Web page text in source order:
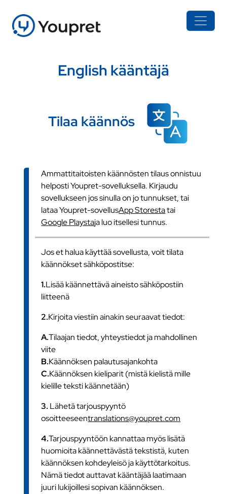
English kääntäjä
Tilaa käännös
Ammattitaitoisten käännösten tilaus onnistuu
helposti Youpret-sovelluksella. Kirjaudu
sovellukseen jos sinulla on jo tunnukset, tai
lataa Youpret-sovellusApp Storestatai
Google Playstaja luo itsellesi tunnus.
Jos et halua käyttää sovellusta, voit tilata
käännökset sähköpostitse:
1.Lisää käännettävä aineisto sähköpostiin
liitteenä
2.Kirjoita viestiin ainakin seuraavat tiedot:
A.Tilaajan tiedot, yhteystiedot ja mahdollinen
viite
B.Käännöksen palautusajankohta
C.Käännöksen kieliparit (mistä kielistä mille
kielille teksti käännetään)
3. Lähetä tarjouspyyntö
osoitteeseentranslations@youpret.com
4.Tarjouspyyntöön kannattaa myös lisätä
huomioita käännettävästä tekstistä, kuten
käännöksen kohdeyleisö ja käyttötarkoitus.
Nämä tiedot auttavat kääntäjää laatimaan
juuri lukijoillesi sopivan käännöksen.